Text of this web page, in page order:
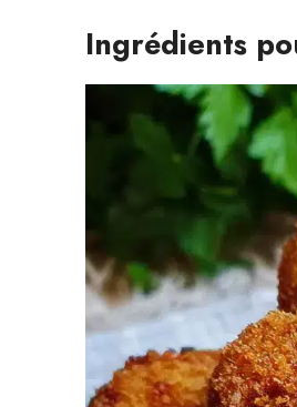
Ingrédients